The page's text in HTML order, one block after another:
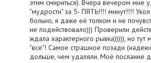
этим смириться). Вчера вечером мне
"мудрости" за 5- ПЯТЬ!!!! минут!!!! Укол
больно, я даже её толком и не
не подействовало))) Проверили
ждала характерного рывка))))), но тут
"все"! Самое страшное позади
дольше, чем удаляли. Моё послание